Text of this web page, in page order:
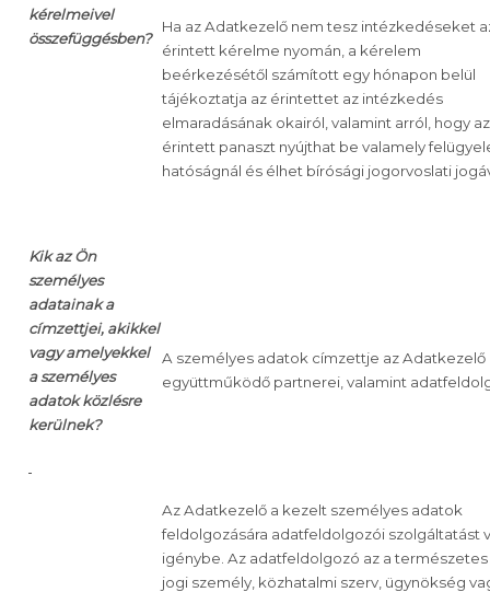
kérelmeivel
összefüggésben?
Ha az Adatkezelő nem tesz intézkedéseket
érintett kérelme nyomán, a kérelem
beérkezésétől számított egy hónapon belül
tájékoztatja az érintettet az intézkedés
elmaradásának okairól, valamint arról, hogy az
érintett panaszt nyújthat be valamely
hatóságnál és élhet bírósági jogorvoslati
Kik az Ön
személyes
adatainak a
címzettjei, akikkel
vagy amelyekkel
a személyes
adatok közlésre
kerülnek?
A személyes adatok címzettje az Adatkezelő
együttműködő partnerei, valamint
Az Adatkezelő a kezelt személyes adatok
feldolgozására adatfeldolgozói szolgáltatást
igénybe. Az adatfeldolgozó az a természetes
jogi személy, közhatalmi szerv, ügynökség